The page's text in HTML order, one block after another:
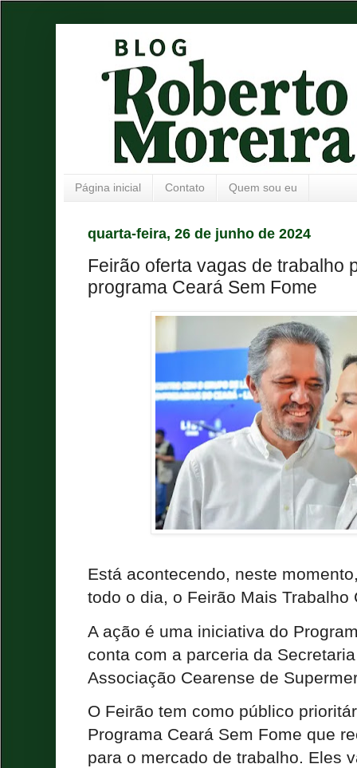
Página inicial Contato Quem sou eu
quarta-feira, 26 de junho de 2024
Feirão oferta vagas de trabalho
programa Ceará Sem Fome
Está acontecendo, neste
todo o dia, o Feirão Mais
A ação é uma iniciativa do
conta com a parceria da
Associação Cearense de
O Feirão tem como público
Programa Ceará Sem Fome que
para o mercado de trabalho. Eles